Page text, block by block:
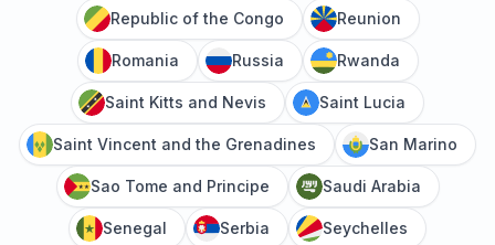
Republic of the Congo Reunion
Romania Russia Rwanda
Saint Kitts and Nevis Saint Lucia
Saint Vincent and the Grenadines San Marino
Sao Tome and Principe Saudi Arabia
Senegal Serbia Seychelles